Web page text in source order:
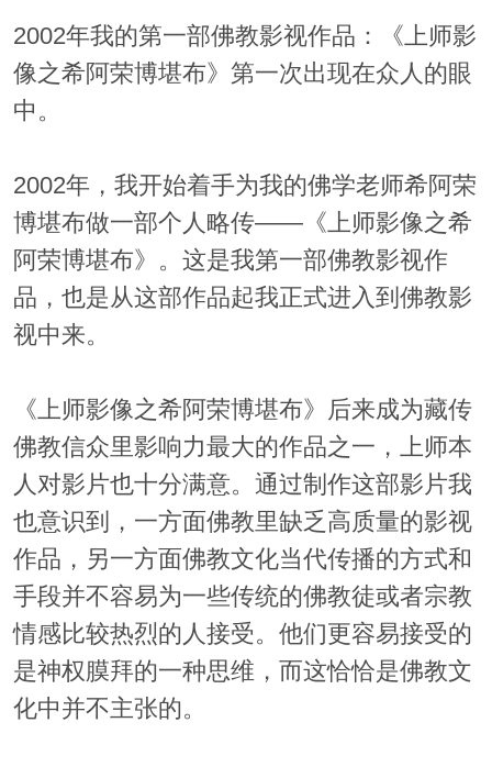
2002年我的第一部佛教影视作品­：《上师影
像之希阿荣博堪布》第一次出现在众人的眼
中。
2002年，我开始着手为我的佛学老师希阿荣
博堪布做一部个人略传——《上师影像之希
阿荣博堪布》。这是我第一部佛教影视作
品，也是从这部作品起我正式进入到佛教影
视中来。
《上师影像之希阿荣博堪布》后来成为藏传
佛教信众里影响力最大的作品之一，上师本
人对影片也十分满意。通过制作这部影片我
也意识到，一方面佛教里缺乏高质量的影视
作品，另一方面佛教文化当代传播的方式和
手段并不容易为一些传统的佛教徒或者宗教
情感比较热烈的人接受。他们更容易接受的
是神权膜拜的一种思维，而这恰恰是佛教文
化中并不主张的。